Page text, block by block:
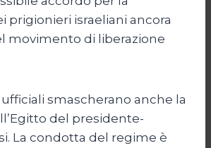
prigionieri israeliani ancora
movimento di liberazione
smascherano anche la
del presidente-
La condotta del regime è